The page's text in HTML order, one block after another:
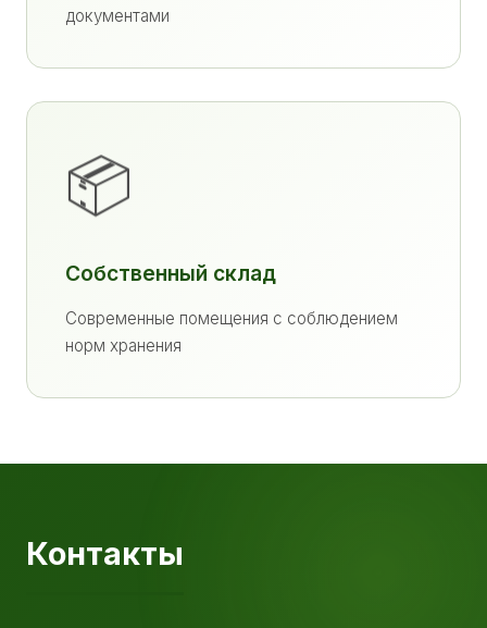
документами
📦
Собственный склад
Современные помещения с соблюдением
норм хранения
Контакты